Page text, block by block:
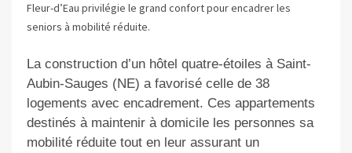
Fleur-d’Eau privilégie le grand confort pour encadrer les
seniors à mobilité réduite.
La construction d’un hôtel quatre-étoiles à Saint-
Aubin-Sauges (NE) a favorisé celle de 38
logements avec encadrement. Ces appartements
destinés à maintenir à domicile les personnes sa
mobilité réduite tout en leur assurant un